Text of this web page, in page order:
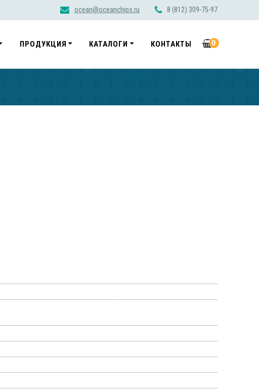
ocean@oceanchips.ru 8 (812) 309-75-97
ПРОДУКЦИЯ КАТАЛОГИ КОНТАКТЫ 0